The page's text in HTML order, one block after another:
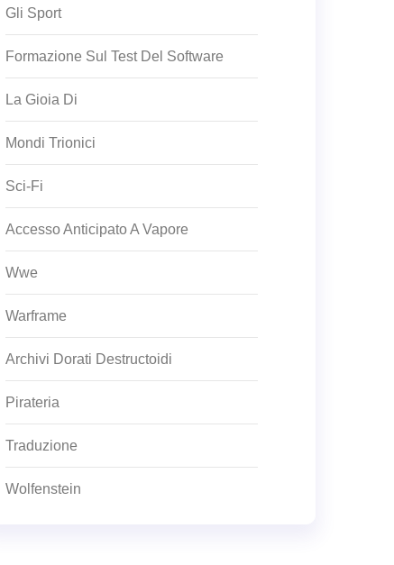
Gli Sport
Formazione Sul Test Del Software
La Gioia Di
Mondi Trionici
Sci-Fi
Accesso Anticipato A Vapore
Wwe
Warframe
Archivi Dorati Destructoidi
Pirateria
Traduzione
Wolfenstein